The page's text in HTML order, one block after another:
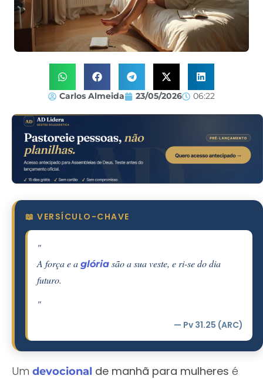
Carlos Almeida 23/05/2026 06:22
📖 VERSÍCULO-CHAVE
"
A força e a glória são a sua veste, e ri-se do dia
futuro.
"
— Pv 31.25 (ARC)
Um devocional de manhã para mulheres é